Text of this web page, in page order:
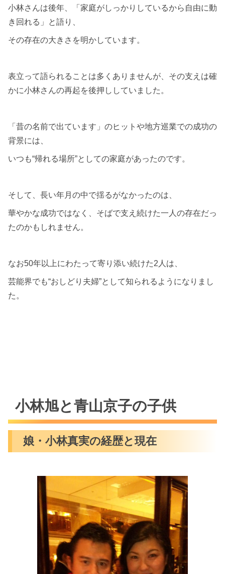
小林さんは後年、「家庭がしっかりしているから自由に動
き回れる」と語り、
その存在の大きさを明かしています。
表立って語られることは多くありませんが、その支えは確
かに小林さんの再起を後押ししていました。
「昔の名前で出ています」のヒットや地方巡業での成功の
背景には、
いつも“帰れる場所”としての家庭があったのです。
そして、長い年月の中で揺るがなかったのは、
華やかな成功ではなく、そばで支え続けた一人の存在だっ
たのかもしれません。
なお50年以上にわたって寄り添い続けた2人は、
芸能界でも“おしどり夫婦”として知られるようになりまし
た。
小林旭と青山京子の子供
娘・小林真実の経歴と現在